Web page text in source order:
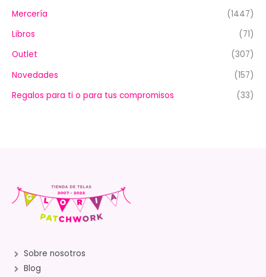
Mercería
(1447)
Libros
(71)
Outlet
(307)
Novedades
(157)
Regalos para ti o para tus compromisos
(33)
Sobre nosotros
Blog